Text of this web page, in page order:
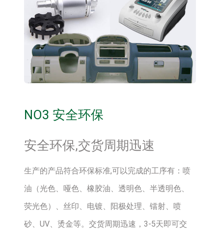
NO3 安全环保
安全环保,交货周期迅速
生产的产品符合环保标准,可以完成的工序有：喷
油（光色、哑色、橡胶油、透明色、半透明色、
荧光色）、丝印、电镀、阳极处理、镭射、喷
砂、UV、烫金等。交货周期迅速，3-5天即可交